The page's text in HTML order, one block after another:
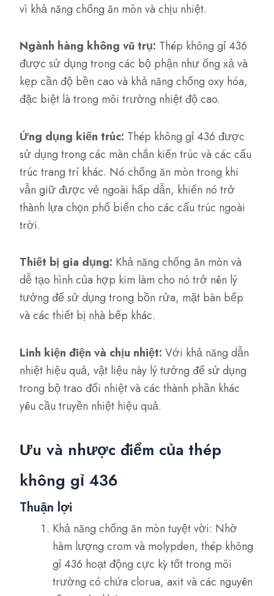
vì khả năng chống ăn mòn và chịu nhiệt.
Ngành hàng không vũ trụ: Thép không gỉ 436
được sử dụng trong các bộ phận như ống xả và
kẹp cần độ bền cao và khả năng chống oxy hóa,
đặc biệt là trong môi trường nhiệt độ cao.
Ứng dụng kiến trúc: Thép không gỉ 436 được
sử dụng trong các màn chắn kiến trúc và các cấu
trúc trang trí khác. Nó chống ăn mòn trong khi
vẫn giữ được vẻ ngoài hấp dẫn, khiến nó trở
thành lựa chọn phổ biến cho các cấu trúc ngoài
trời.
Thiết bị gia dụng: Khả năng chống ăn mòn và
dễ tạo hình của hợp kim làm cho nó trở nên lý
tưởng để sử dụng trong bồn rửa, mặt bàn bếp
và các thiết bị nhà bếp khác.
Linh kiện điện và chịu nhiệt: Với khả năng dẫn
nhiệt hiệu quả, vật liệu này lý tưởng để sử dụng
trong bộ trao đổi nhiệt và các thành phần khác
yêu cầu truyền nhiệt hiệu quả.
Ưu và nhược điểm của thép
không gỉ 436
Thuận lợi
Khả năng chống ăn mòn tuyệt vời: Nhờ
hàm lượng crom và molypden, thép không
gỉ 436 hoạt động cực kỳ tốt trong môi
trường có chứa clorua, axit và các nguyên